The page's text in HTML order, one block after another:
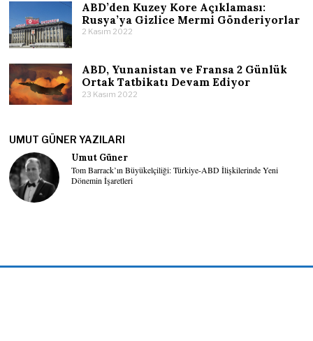
ABD’den Kuzey Kore Açıklaması:
Rusya’ya Gizlice Mermi Gönderiyorlar
2 Kasım 2022
ABD, Yunanistan ve Fransa 2 Günlük
Ortak Tatbikatı Devam Ediyor
23 Kasım 2022
UMUT GÜNER YAZILARI
Umut Güner
Tom Barrack’ın Büyükelçiliği: Türkiye-ABD İlişkilerinde Yeni
Dönemin İşaretleri